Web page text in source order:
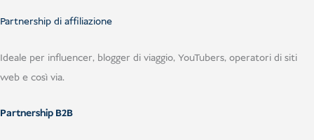
Partnership di affiliazione
Ideale per influencer, blogger di viaggio, YouTubers, operatori di siti
web e così via.
Partnership B2B